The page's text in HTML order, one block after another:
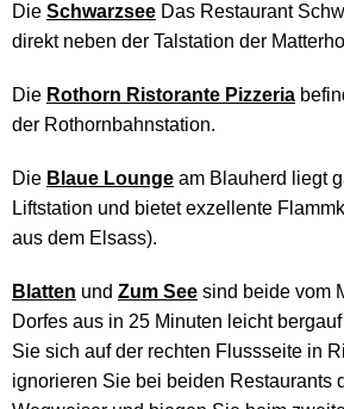
Die Schwarzsee Das Restaurant
direkt neben der Talstation der
Die Rothorn Ristorante Pizzeria
der Rothornbahnstation.
Die Blaue Lounge am Blauherd liegt
Liftstation und bietet exzellente
aus dem Elsass).
Blatten und Zum See sind beide vom
Dorfes aus in 25 Minuten leicht
Sie sich auf der rechten Flussseite in
ignorieren Sie bei beiden Restaurants